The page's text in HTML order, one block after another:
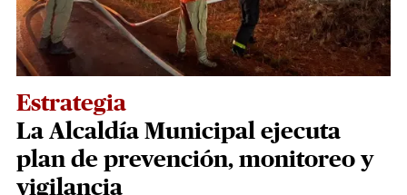
Estrategia
La Alcaldía Municipal ejecuta
plan de prevención, monitoreo y
vigilancia